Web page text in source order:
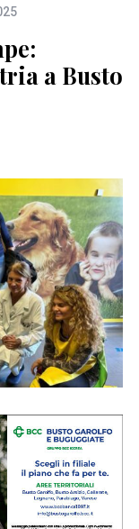
a Busto